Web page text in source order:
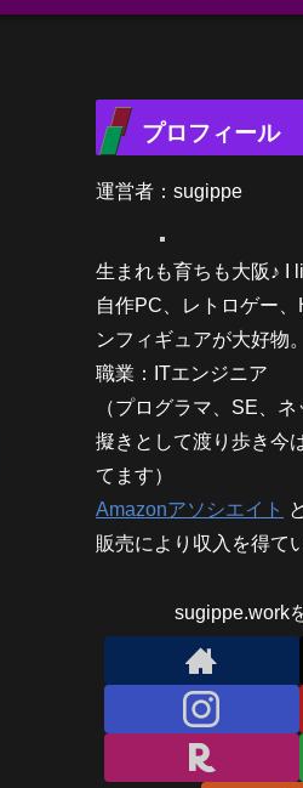
プロフィール
運営者：sugippe
生まれも育ちも大阪♪ I
自作PC、レトロゲー
ンフィギュアが大好物
職業：ITエンジニア
（プログラマ、SE、
擬きとして渡り歩き今
てます）
Amazonアソシエイト
販売により収入を得て
sugippe.work